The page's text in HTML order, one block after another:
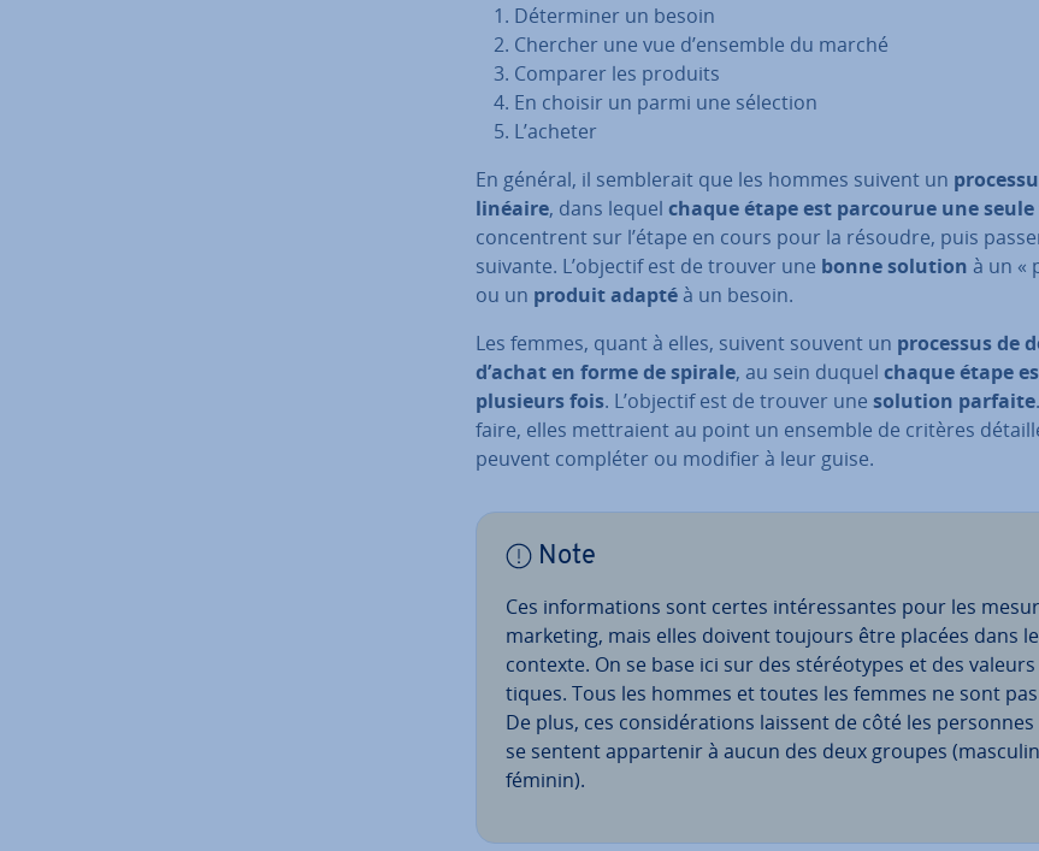
Dé­ter­mi­ner un besoin
Chercher une vue d’ensemble du marché
Comparer les produits
En choisir un parmi une sélection
L’acheter
En général, il sem­ble­rait que les hommes suivent un
linéaire, dans lequel chaque étape est parcourue une
con­centrent sur l’étape en cours pour la résoudre, puis
suivante. L’objectif est de trouver une bonne solution à un «
ou un produit adaptéà un besoin.
Les femmes, quant à elles, suivent souvent un processus de
d’achat en forme de spirale, au sein duquel chaque étape
plusieurs fois. L’objectif est de trouver une solution parfaite
faire, elles met­traient au point un ensemble de critères
peuvent compléter ou modifier à leur guise.
Note
Ces in­for­ma­tions sont certes in­té­res­santes pour les
marketing, mais elles doivent toujours être placées dans
contexte. On se base ici sur des sté­réo­types et des
tiques. Tous les hommes et toutes les femmes ne sont
De plus, ces con­si­dé­ra­tions laissent de côté les
se sentent ap­par­te­nir à aucun des deux groupes
féminin).